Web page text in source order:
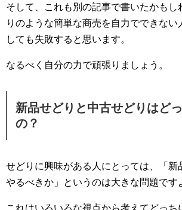
そして、これも別の記事で書いたかもし
りのような簡単な商売を自力でできない
しても失敗すると思います。
なるべく自分の力で頑張りましょう。
新品せどりと中古せどりはど
の？
せどりに興味がある人にとっては、「新
やるべきか」というのは大きな問題です